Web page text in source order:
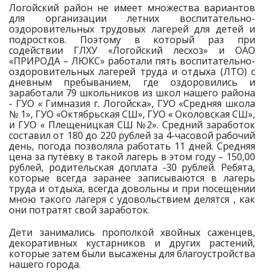
Логойский район не имеет множества вариантов
для организации летних воспитательно-
оздоровительных трудовых лагерей для детей и
подростков. Поэтому в который раз при
содействии ГЛХУ «Логойский лесхоз» и ОАО
«ПРИРОДА – ЛЮКС» работали пять воспитательно-
оздоровительных лагерей труда и отдыха (ЛТО) с
дневным пребыванием, где оздоровились и
заработали 79 школьников из школ нашего района
- ГУО « Гимназия г. Логойска», ГУО «Средняя школа
№ 1», ГУО «Октябрьская СШ», ГУО « Околовская СШ»,
и ГУО « Плещеницкая СШ №2». Средний заработок
составил от 180 до 220 рублей за 4-часовой рабочий
день, погода позволяла работать 11 дней. Средняя
цена за путёвку в такой лагерь в этом году – 150,00
рублей, родительская доплата -30 рублей. Ребята,
которые всегда заранее записываются в лагерь
труда и отдыха, всегда довольны и при посещении
мною такого лагеря с удовольствием делятся , как
они потратят свой заработок.
Дети занимались прополкой хвойных саженцев,
декоративных кустарников и других растений,
которые затем были высажены для благоустройства
нашего города.